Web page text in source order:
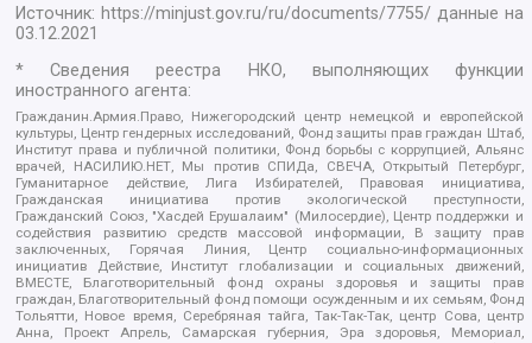
Источник: https://minjust.gov.ru/ru/documents/7755/ данные на
03.12.2021
* Сведения реестра НКО, выполняющих функции
иностранного агента:
Гражданин.Армия.Право, Нижегородский центр немецкой и европейской
культуры, Центр гендерных исследований, Фонд защиты прав граждан Штаб,
Институт права и публичной политики, Фонд борьбы с коррупцией, Альянс
врачей, НАСИЛИЮ.НЕТ, Мы против СПИДа, СВЕЧА, Открытый Петербург,
Гуманитарное действие, Лига Избирателей, Правовая инициатива,
Гражданская инициатива против экологической преступности,
Гражданский Союз, "Хасдей Ерушалаим" (Милосердие), Центр поддержки и
содействия развитию средств массовой информации, В защиту прав
заключенных, Горячая Линия, Центр социально-информационных
инициатив Действие, Институт глобализации и социальных движений,
ВМЕСТЕ, Благотворительный фонд охраны здоровья и защиты прав
граждан, Благотворительный фонд помощи осужденным и их семьям, Фонд
Тольятти, Новое время, Серебряная тайга, Так-Так-Так, центр Сова, центр
Анна, Проект Апрель, Самарская губерния, Эра здоровья, Мемориал,